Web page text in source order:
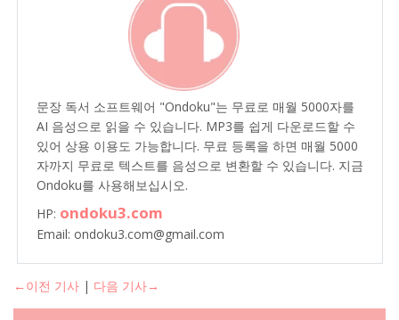
문장 독서 소프트웨어 "Ondoku"는 무료로 매월 5000자를
AI 음성으로 읽을 수 있습니다. MP3를 쉽게 다운로드할 수
있어 상용 이용도 가능합니다. 무료 등록을 하면 매월 5000
자까지 무료로 텍스트를 음성으로 변환할 수 있습니다. 지금
Ondoku를 사용해보십시오.
HP: ondoku3.com
Email: ondoku3.com@gmail.com
←이전 기사 | 다음 기사→